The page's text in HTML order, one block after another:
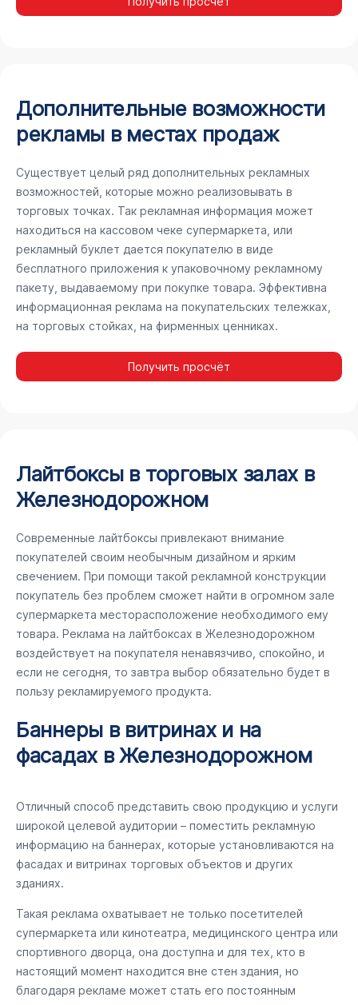
Дополнительные возможности
рекламы в местах продаж
Существует целый ряд дополнительных рекламных
возможностей, которые можно реализовывать в
торговых точках. Так рекламная информация может
находиться на кассовом чеке супермаркета, или
рекламный буклет дается покупателю в виде
бесплатного приложения к упаковочному рекламному
пакету, выдаваемому при покупке товара. Эффективна
информационная реклама на покупательских тележках,
на торговых стойках, на фирменных ценниках.
Получить просчёт
Лайтбоксы в торговых залах в
Железнодорожном
Современные лайтбоксы привлекают внимание
покупателей своим необычным дизайном и ярким
свечением. При помощи такой рекламной конструкции
покупатель без проблем сможет найти в огромном зале
супермаркета месторасположение необходимого ему
товара. Реклама на лайтбоксах в Железнодорожном
воздействует на покупателя ненавязчиво, спокойно, и
если не сегодня, то завтра выбор обязательно будет в
пользу рекламируемого продукта.
Баннеры в витринах и на
фасадах в Железнодорожном
Отличный способ представить свою продукцию и услуги
широкой целевой аудитории – поместить рекламную
информацию на баннерах, которые установливаются на
фасадах и витринах торговых объектов и других
зданиях.
Такая реклама охватывает не только посетителей
супермаркета или кинотеатра, медицинского центра или
спортивного дворца, она доступна и для тех, кто в
настоящий момент находится вне стен здания, но
благодаря рекламе может стать его постоянным